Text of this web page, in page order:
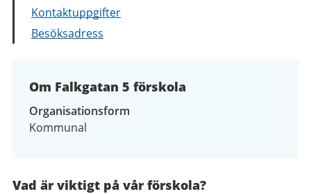
Kontaktuppgifter
Besöksadress
Om Falkgatan 5 förskola
Organisationsform
Kommunal
Vad är viktigt på vår förskola?